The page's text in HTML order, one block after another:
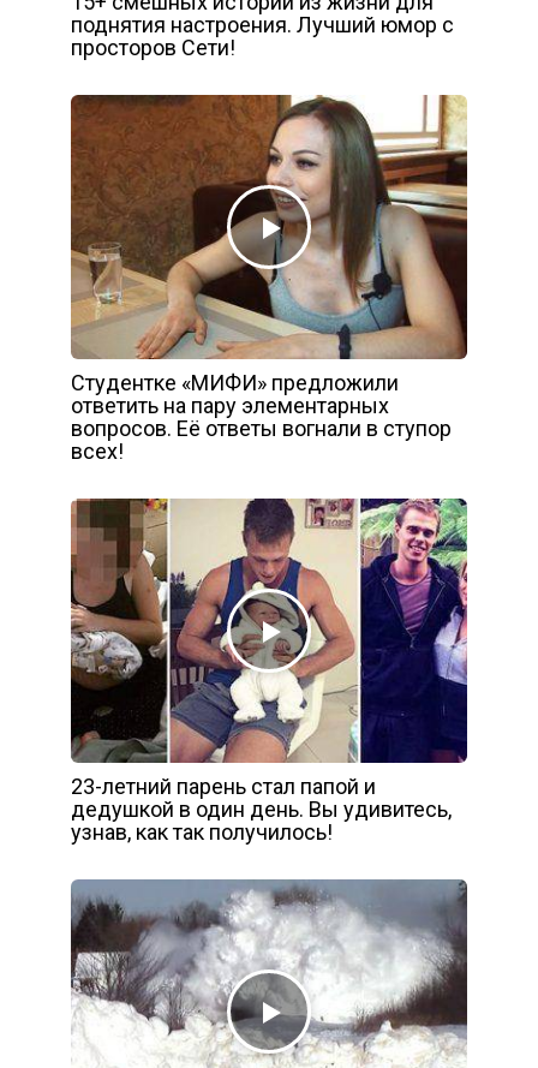
поднятия настроения. Лучший юмор с
просторов Сети!
Студентке «МИФИ» предложили
ответить на пару элементарных
вопросов. Её ответы вогнали в ступор
всех!
23-летний парень стал папой и
дедушкой в один день. Вы удивитесь,
узнав, как так получилось!